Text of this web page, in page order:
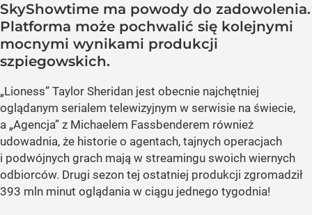
SkyShowtime ma powody do zadowolenia.
Platforma może pochwalić się kolejnymi
mocnymi wynikami produkcji
szpiegowskich.
„Lioness” Taylor Sheridan jest obecnie najchętniej
oglądanym serialem telewizyjnym w serwisie na świecie,
a „Agencja” z Michaelem Fassbenderem również
udowadnia, że historie o agentach, tajnych operacjach
i podwójnych grach mają w streamingu swoich wiernych
odbiorców. Drugi sezon tej ostatniej produkcji zgromadził
393 mln minut oglądania w ciągu jednego tygodnia!